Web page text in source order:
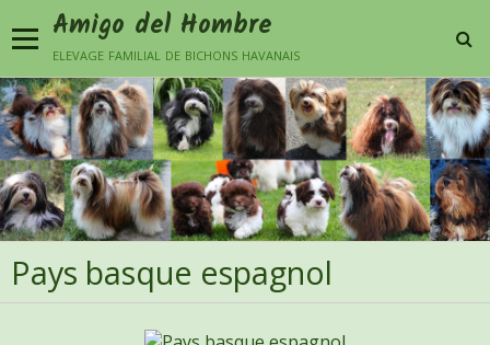
Amigo del Hombre
elevage familial de bichons havanais
Pays basque espagnol